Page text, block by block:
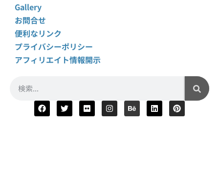
Gallery
お問合せ
便利なリンク
プライバシーポリシー
アフィリエイト情報開示